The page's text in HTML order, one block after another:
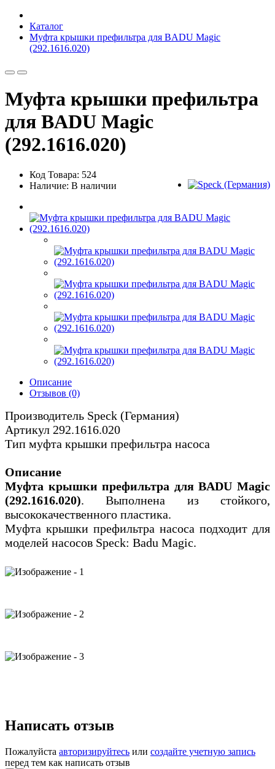
Каталог
Муфта крышки префильтра для BADU Magic
(292.1616.020)
Муфта крышки префильтра
для BADU Magic
(292.1616.020)
Код Товара: 524
Наличие: В наличии
Описание
Отзывов (0)
Производитель Speck (Германия)
Артикул 292.1616.020
Тип муфта крышки префильтра насоса
Описание
Муфта крышки префильтра для BADU Magic
(292.1616.020). Выполнена из стойкого,
высококачественного пластика.
Муфта крышки префильтра насоса подходит для
моделей насосов Speck: Badu Magic.
Написать отзыв
Пожалуйста авторизируйтесь или создайте учетную запись
перед тем как написать отзыв